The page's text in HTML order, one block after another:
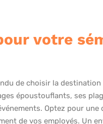
votre
de choisir la
époustouflants, ses
Optez pour
de vos employés. Un